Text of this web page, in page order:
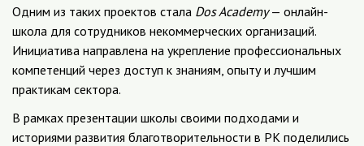
Одним из таких проектов стала Dos Academy— онлайн-
школа для сотрудников некоммерческих организаций.
Инициатива направлена на укрепление профессиональных
компетенций через доступ к знаниям, опыту и лучшим
практикам сектора.
В рамках презентации школы своими подходами и
историями развития благотворительности в РК поделились